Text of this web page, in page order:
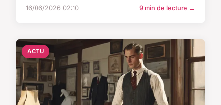
16/06/2026 02:10 9 min de lecture →
ACTU